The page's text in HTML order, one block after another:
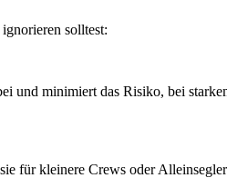
solltest:
und minimiert das Risiko, bei
für kleinere Crews oder